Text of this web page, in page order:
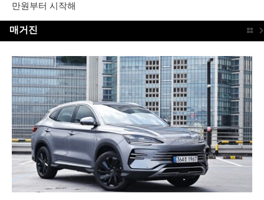
만원부터 시작해
매거진